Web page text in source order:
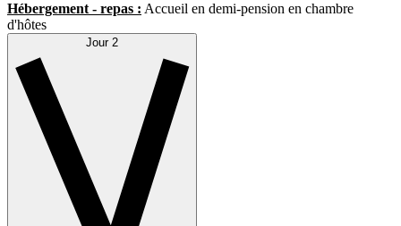
Hébergement - repas : Accueil en demi-pension en chambre
d'hôtes
Jour 2